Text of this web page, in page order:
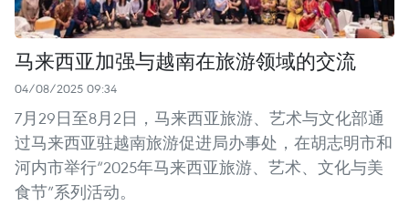
马来西亚加强与越南在旅游领域的交流
04/08/2025 09:34
7月29日至8月2日，马来西亚旅游、艺术与文化部通
过马来西亚驻越南旅游促进局办事处，在胡志明市和
河内市举行“2025年马来西亚旅游、艺术、文化与美
食节”系列活动。